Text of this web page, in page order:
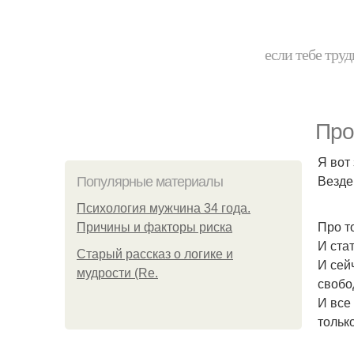
если тебе
Популярные материалы
Психология мужчина 34 года.
Причины и факторы риска
Старый рассказ о логике и
мудрости (Re.
Я вот
Про
И
И
И все